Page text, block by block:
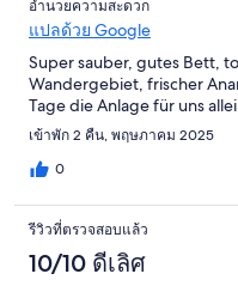
อำนวยความสะดวก
แปลด้วย Google
Super sauber, gutes Bett,
Wandergebiet, frischer
Tage die Anlage für uns
เข้าพัก 2 คืน, พฤษภาคม 2025
0
รีวิวที่ตรวจสอบแล้ว
10/10 ดีเลิศ